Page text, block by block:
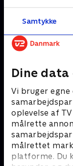
Samtykke
Dine data
Vi bruger egne
oplevelse af
målrette
målrettet
platforme. Du
1. juli 2021 • 42 min
Andre så også
Drama • 1 sæsoner